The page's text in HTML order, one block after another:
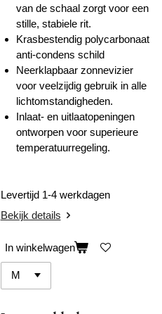
van de schaal zorgt voor een
stille, stabiele rit.
Krasbestendig polycarbonaat
anti-condens schild
Neerklapbaar zonnevizier
voor veelzijdig gebruik in alle
lichtomstandigheden.
Inlaat- en uitlaatopeningen
ontworpen voor superieure
temperatuurregeling.
Levertijd 1-4 werkdagen
Bekijk details
In winkelwagen